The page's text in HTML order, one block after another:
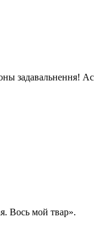
задавальнення!
Вось мой твар».